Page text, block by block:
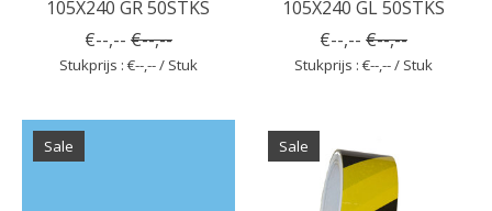
105X240 GR 50STKS
€--,-- €--,--
Stukprijs : €--,-- / Stuk
105X240 GL 50STKS
€--,-- €--,--
Stukprijs : €--,-- / Stuk
Sale Sale